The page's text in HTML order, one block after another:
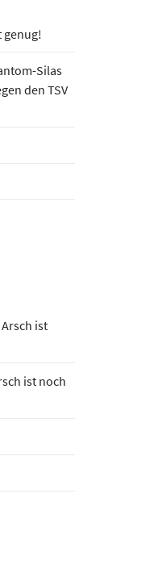
genug!
Silas
den TSV
ist
ist noch